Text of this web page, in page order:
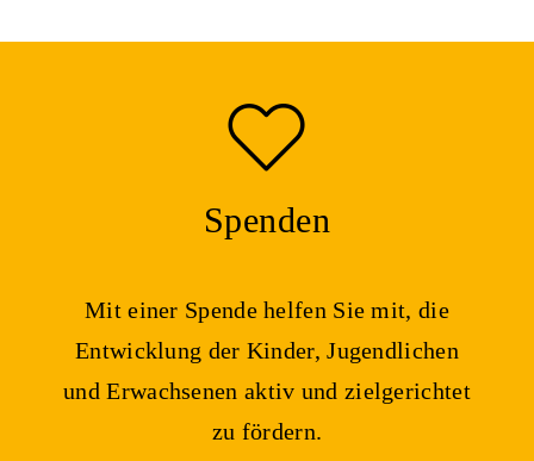
Spenden
Mit einer Spende helfen Sie mit, die
Entwicklung der Kinder, Jugendlichen
und Erwachsenen aktiv und zielgerichtet
zu fördern.